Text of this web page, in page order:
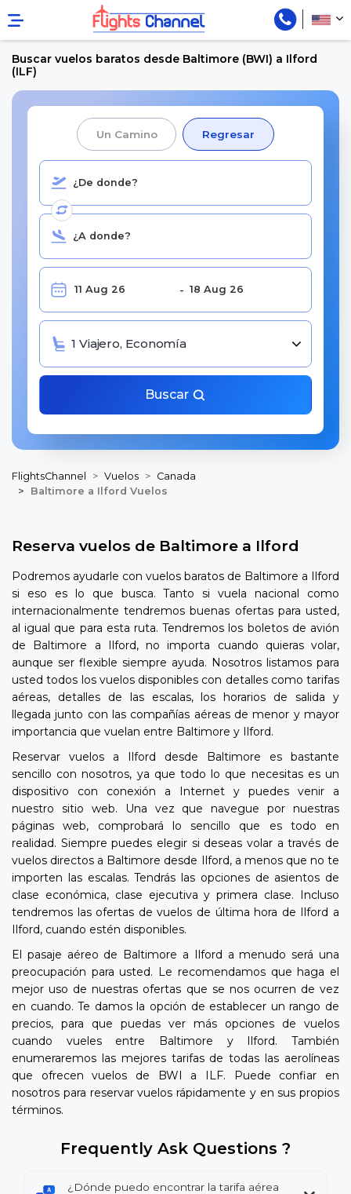
Buscar vuelos baratos desde Baltimore (BWI) a Ilford
(ILF)
Un Camino Regresar
1 Viajero, Economía
Buscar
FlightsChannel Vuelos
Canada
Baltimore a Ilford Vuelos
Reserva vuelos de Baltimore a Ilford
Podremos ayudarle con vuelos baratos de Baltimore a Ilford
si eso es lo que busca. Tanto si vuela nacional como
internacionalmente tendremos buenas ofertas para usted,
al igual que para esta ruta. Tendremos los boletos de avión
de Baltimore a Ilford, no importa cuando quieras volar,
aunque ser flexible siempre ayuda. Nosotros listamos para
usted todos los vuelos disponibles con detalles como tarifas
aéreas, detalles de las escalas, los horarios de salida y
llegada junto con las compañías aéreas de menor y mayor
importancia que vuelan entre Baltimore y Ilford.
Reservar vuelos a Ilford desde Baltimore es bastante
sencillo con nosotros, ya que todo lo que necesitas es un
dispositivo con conexión a Internet y puedes venir a
nuestro sitio web. Una vez que navegue por nuestras
páginas web, comprobará lo sencillo que es todo en
realidad. Siempre puedes elegir si deseas volar a través de
vuelos directos a Baltimore desde Ilford, a menos que no te
importen las escalas. Tendrás las opciones de asientos de
clase económica, clase ejecutiva y primera clase. Incluso
tendremos las ofertas de vuelos de última hora de Ilford a
Ilford, cuando estén disponibles.
El pasaje aéreo de Baltimore a Ilford a menudo será una
preocupación para usted. Le recomendamos que haga el
mejor uso de nuestras ofertas que se nos ocurren de vez
en cuando. Te damos la opción de establecer un rango de
precios, para que puedas ver más opciones de vuelos
cuando vueles entre Baltimore y Ilford. También
enumeraremos las mejores tarifas de todas las aerolíneas
que ofrecen vuelos de BWI a ILF. Puede confiar en
nosotros para reservar vuelos rápidamente y en sus propios
términos.
Frequently Ask Questions ?
¿Dónde puedo encontrar la tarifa aérea